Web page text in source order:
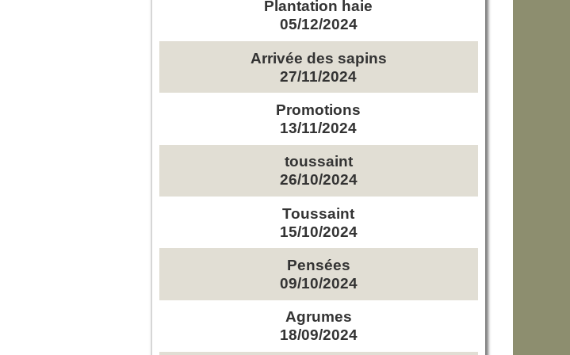
Plantation haie
05/12/2024
Arrivée des sapins
27/11/2024
Promotions
13/11/2024
toussaint
26/10/2024
Toussaint
15/10/2024
Pensées
09/10/2024
Agrumes
18/09/2024